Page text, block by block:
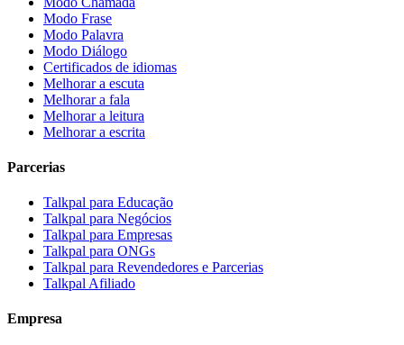
Modo Frase
Modo Palavra
Modo Diálogo
Certificados de idiomas
Melhorar a escuta
Melhorar a fala
Melhorar a leitura
Melhorar a escrita
Parcerias
Talkpal para Educação
Talkpal para Negócios
Talkpal para Empresas
Talkpal para ONGs
Talkpal para Revendedores e Parcerias
Talkpal Afiliado
Empresa